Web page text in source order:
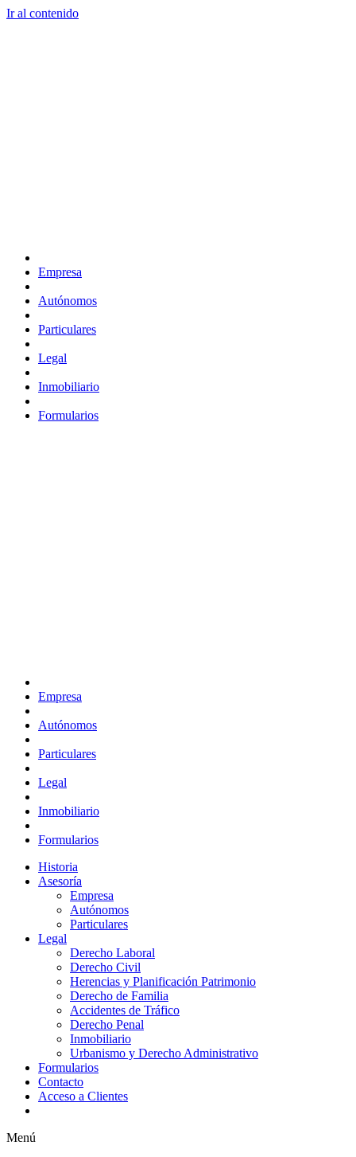
Ir al contenido
Empresa
Autónomos
Particulares
Legal
Inmobiliario
Formularios
Empresa
Autónomos
Particulares
Legal
Inmobiliario
Formularios
Historia
Asesoría
Empresa
Autónomos
Particulares
Legal
Derecho Laboral
Derecho Civil
Herencias y Planificación Patrimonio
Derecho de Familia
Accidentes de Tráfico
Derecho Penal
Inmobiliario
Urbanismo y Derecho Administrativo
Formularios
Contacto
Acceso a Clientes
Menú